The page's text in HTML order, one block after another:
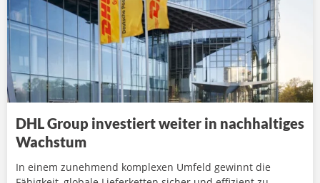
DHL Group investiert weiter in nachhaltiges
Wachstum
In einem zunehmend komplexen Umfeld gewinnt die